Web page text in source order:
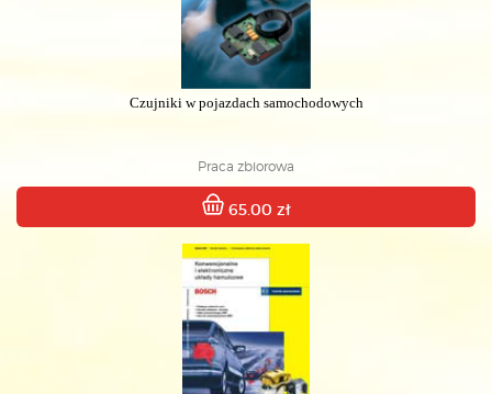
Czujniki w pojazdach samochodowych
Praca zbiorowa
65.00 zł